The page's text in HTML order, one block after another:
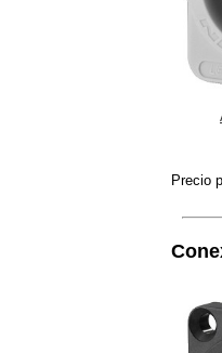
Precio